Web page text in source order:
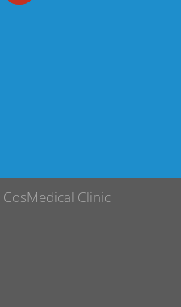
CosMedical Clinic